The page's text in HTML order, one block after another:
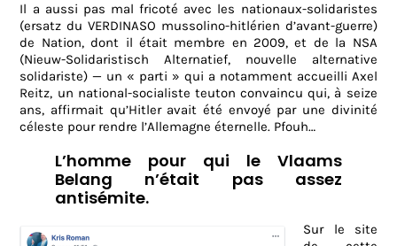
Il a aussi pas mal fricoté avec les nationaux-solidaristes
(ersatz du VERDINASO mussolino-hitlérien d’avant-guerre)
de Nation, dont il était membre en 2009, et de la NSA
(Nieuw-Solidaristisch Alternatief, nouvelle alternative
solidariste) — un « parti » qui a notamment accueilli Axel
Reitz, un national-socialiste teuton convaincu qui, à seize
ans, affirmait qu’Hitler avait été envoyé par une divinité
céleste pour rendre l’Allemagne éternelle. Pfouh…
L’homme pour qui le Vlaams
Belang n’était pas assez
antisémite.
Sur le site